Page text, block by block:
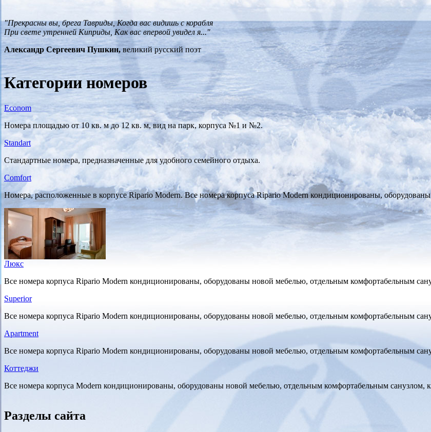
"Прекрасны вы, брега Тавриды, Когда вас видишь с корабля
При свете утренней Киприды, Как вас впервой увидел я..."
Александр Сергеевич Пушкин, великий русский поэт
Категории номеров
Econom
Номера площадью от 10 кв. м до 12 кв. м, вид на парк, корпуса №1 и №2.
Standart
Стандартные номера, предназначенные для удобного семейного отдыха.
Comfort
Номера, расположенные в корпусе Ripario Modern. Все номера корпуса Ripario Modern кондиционированы,
Люкс
Все номера корпуса Ripario Modern кондиционированы, оборудованы новой мебелью, отдельным комфортабельным
Superior
Все номера корпуса Ripario Modern кондиционированы, оборудованы новой мебелью, отдельным комфортабельным
Аpartment
Все номера корпуса Ripario Modern кондиционированы, оборудованы новой мебелью, отдельным комфортабельным
Коттеджи
Все номера корпуса Modern кондиционированы, оборудованы новой мебелью, отдельным комфортабельным санузлом,
Разделы сайта